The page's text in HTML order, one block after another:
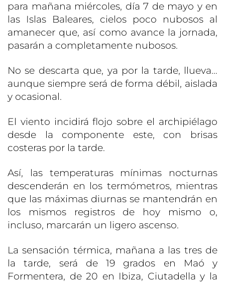
para mañana miércoles, día 7 de mayo y en
las Islas Baleares, cielos poco nubosos al
amanecer que, así como avance la jornada,
pasarán a completamente nubosos.
No se descarta que, ya por la tarde, llueva…
aunque siempre será de forma débil, aislada
y ocasional.
El viento incidirá flojo sobre el archipiélago
desde la componente este, con brisas
costeras por la tarde.
Así, las temperaturas mínimas nocturnas
descenderán en los termómetros, mientras
que las máximas diurnas se mantendrán en
los mismos registros de hoy mismo o,
incluso, marcarán un ligero ascenso.
La sensación térmica, mañana a las tres de
la tarde, será de 19 grados en Maó y
Formentera, de 20 en Ibiza, Ciutadella y la